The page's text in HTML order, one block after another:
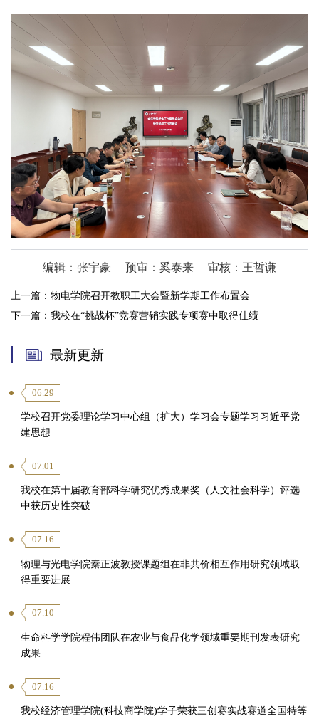
编辑：张宇豪 预审：奚泰来 审核：王哲谦
上一篇： 物电学院召开教职工大会暨新学期工作布置会
下一篇： 我校在“挑战杯”竞赛营销实践专项赛中取得佳绩
最新更新
06.29
学校召开党委理论学习中心组（扩大）学习会专题学习习近平党
建思想
07.01
我校在第十届教育部科学研究优秀成果奖（人文社会科学）评选
中获历史性突破
07.16
物理与光电学院秦正波教授课题组在非共价相互作用研究领域取
得重要进展
07.10
生命科学学院程伟团队在农业与食品化学领域重要期刊发表研究
成果
07.16
我校经济管理学院(科技商学院)学子荣获三创赛实战赛道全国特等